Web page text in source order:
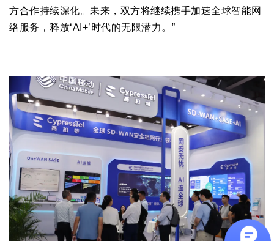
方合作持续深化。未来，双方将继续携手加速全球智能网
络服务，释放‘AI+’时代的无限潜力。”